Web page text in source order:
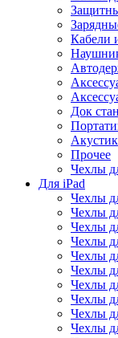
Кабели
Док
Прочее
Чехлы
Для iPad
Чехлы
Чехлы
Чехлы
Чехлы
Чехлы
Чехлы
Чехлы
Чехлы
Чехлы
Чехлы